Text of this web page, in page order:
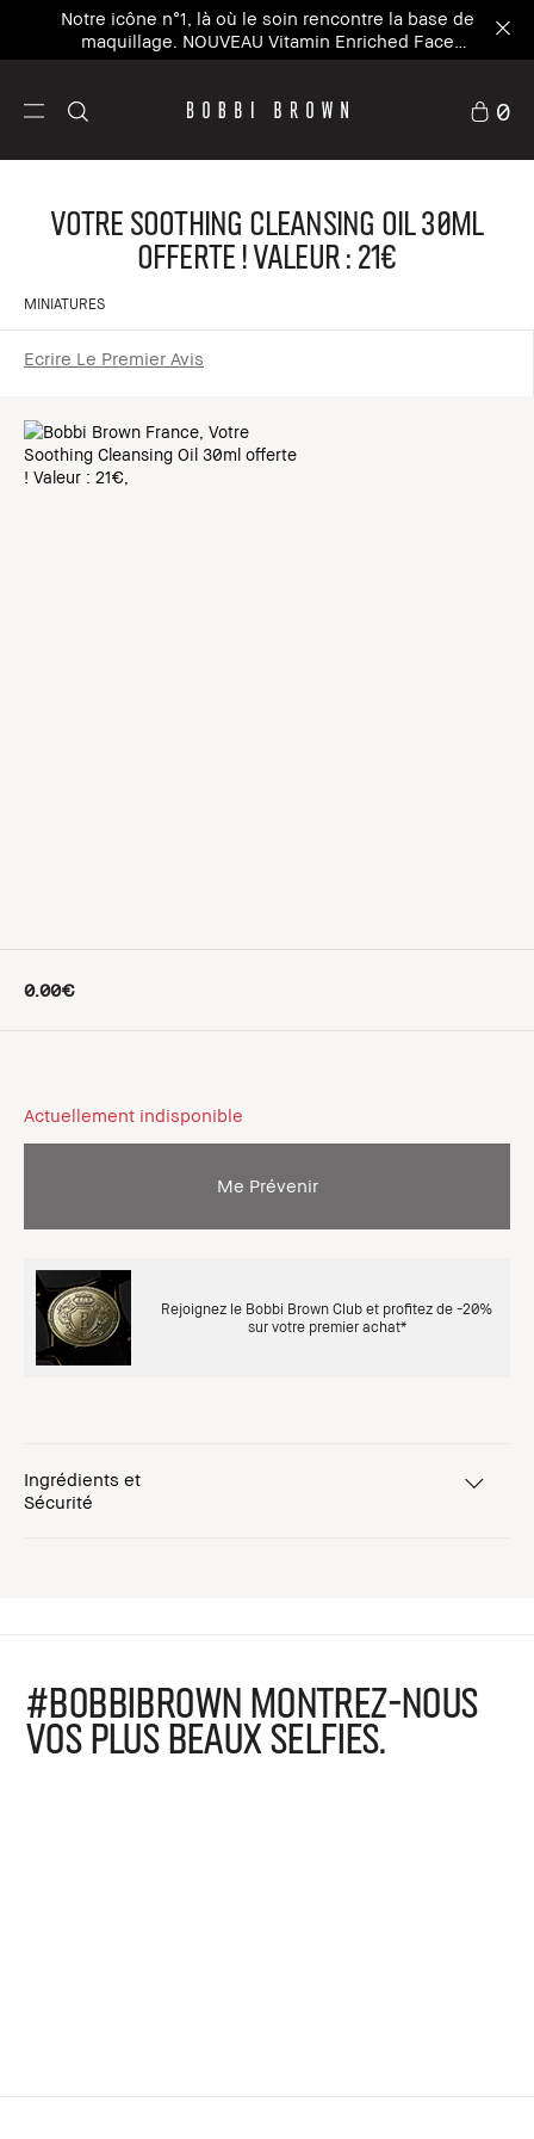
Notre icône n°1, là où le soin rencontre la base de
maquillage. NOUVEAU Vitamin Enriched Face
Base+
0
Votre Soothing Cleansing Oil 30ml
offerte ! Valeur : 21€
MINIATURES
Ecrire Le Premier Avis
0.00€
Actuellement indisponible
Me Prévenir
Rejoignez le Bobbi Brown Club et profitez de -20%
sur votre premier achat*
Ingrédients et
Sécurité
#BOBBIBROWN MONTREZ-NOUS
VOS PLUS BEAUX SELFIES.